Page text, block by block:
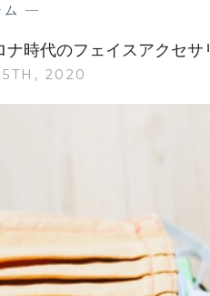
ム —
時代のフェイスアクセサ
2020